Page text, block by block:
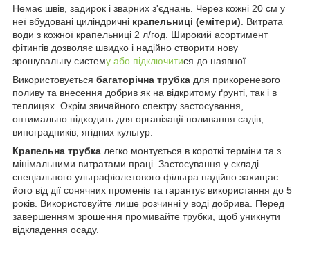
Немає швів, задирок і зварних з'єднань. Через кожні 20 см у
неї вбудовані циліндричні крапельниці (емітери). Витрата
води з кожної крапельниці 2 л/год. Широкий асортимент
фітингів дозволяє швидко і надійно створити нову
зрошувальну систему або підключитися до наявної.
Використовується багаторічна трубка для прикореневого
поливу та внесення добрив як на відкритому ґрунті, так і в
теплицях. Окрім звичайного спектру застосування,
оптимально підходить для організації поливання садів,
виноградників, ягідних культур.
Крапельна трубка легко монтується в короткі терміни та з
мінімальними витратами праці. Застосування у складі
спеціального ультрафіолетового фільтра надійно захищає
його від дії сонячних променів та гарантує використання до 5
років. Використовуйте лише розчинні у воді добрива. Перед
завершенням зрошення промивайте трубки, щоб уникнути
відкладення осаду.